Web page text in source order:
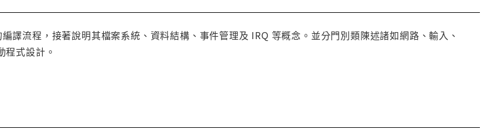
譯流程，接著說明其檔案系統、資料結構、事件管理及 IRQ 等概念。並分門別類陳述諸如網路、輸入、
程式設計。